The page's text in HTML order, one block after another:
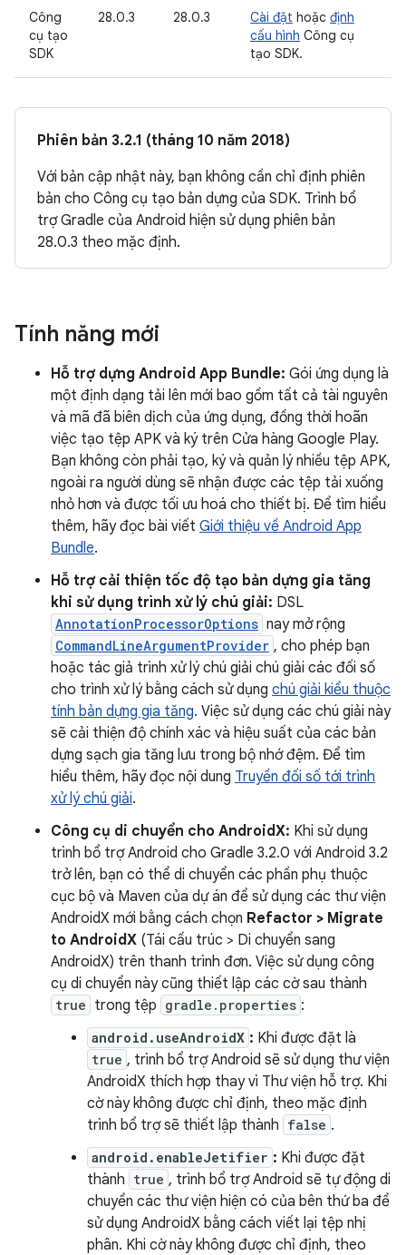
Công
cụ tạo
SDK
28.0.3 28.0.3 Cài đặt hoặc định
cấu hình Công cụ
tạo SDK.
Phiên bản 3.2.1 (tháng 10 năm 2018)
Với bản cập nhật này, bạn không cần chỉ định phiên
bản cho Công cụ tạo bản dựng của SDK. Trình bổ
trợ Gradle của Android hiện sử dụng phiên bản
28.0.3 theo mặc định.
Tính năng mới
Hỗ trợ dựng Android App Bundle: Gói ứng dụng là
một định dạng tải lên mới bao gồm tất cả tài nguyên
và mã đã biên dịch của ứng dụng, đồng thời hoãn
việc tạo tệp APK và ký trên Cửa hàng Google Play.
Bạn không còn phải tạo, ký và quản lý nhiều tệp APK,
ngoài ra người dùng sẽ nhận được các tệp tải xuống
nhỏ hơn và được tối ưu hoá cho thiết bị. Để tìm hiểu
thêm, hãy đọc bài viết Giới thiệu về Android App
Bundle.
Hỗ trợ cải thiện tốc độ tạo bản dựng gia tăng
khi sử dụng trình xử lý chú giải: DSL
AnnotationProcessorOptions nay mở rộng
CommandLineArgumentProvider , cho phép bạn
hoặc tác giả trình xử lý chú giải chú giải các đối số
cho trình xử lý bằng cách sử dụng chú giải kiểu thuộc
tính bản dựng gia tăng. Việc sử dụng các chú giải này
sẽ cải thiện độ chính xác và hiệu suất của các bản
dựng sạch gia tăng lưu trong bộ nhớ đệm. Để tìm
hiểu thêm, hãy đọc nội dung Truyền đối số tới trình
xử lý chú giải.
Công cụ di chuyển cho AndroidX: Khi sử dụng
trình bổ trợ Android cho Gradle 3.2.0 với Android 3.2
trở lên, bạn có thể di chuyển các phần phụ thuộc
cục bộ và Maven của dự án để sử dụng các thư viện
AndroidX mới bằng cách chọn Refactor > Migrate
to AndroidX (Tái cấu trúc > Di chuyển sang
AndroidX) trên thanh trình đơn. Việc sử dụng công
cụ di chuyển này cũng thiết lập các cờ sau thành
true trong tệp gradle.properties :
android.useAndroidX : Khi được đặt là
true , trình bổ trợ Android sẽ sử dụng thư viện
AndroidX thích hợp thay vì Thư viện hỗ trợ. Khi
cờ này không được chỉ định, theo mặc định
trình bổ trợ sẽ thiết lập thành false .
android.enableJetifier : Khi được đặt
thành true , trình bổ trợ Android sẽ tự động di
chuyển các thư viện hiện có của bên thứ ba để
sử dụng AndroidX bằng cách viết lại tệp nhị
phân. Khi cờ này không được chỉ định, theo